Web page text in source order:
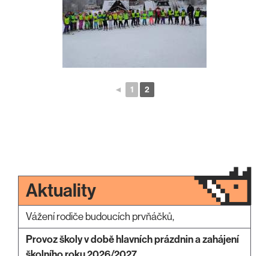
◄ 1 2
Aktuality
Vážení rodiče budoucích prvňáčků,
Provoz školy v době hlavních prázdnin a zahájení